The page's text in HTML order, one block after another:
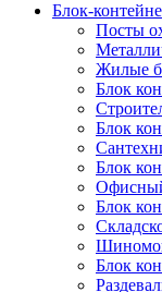
Блок-
Посты
Жилые
Блок
Блок
Блок
Блок
Блок